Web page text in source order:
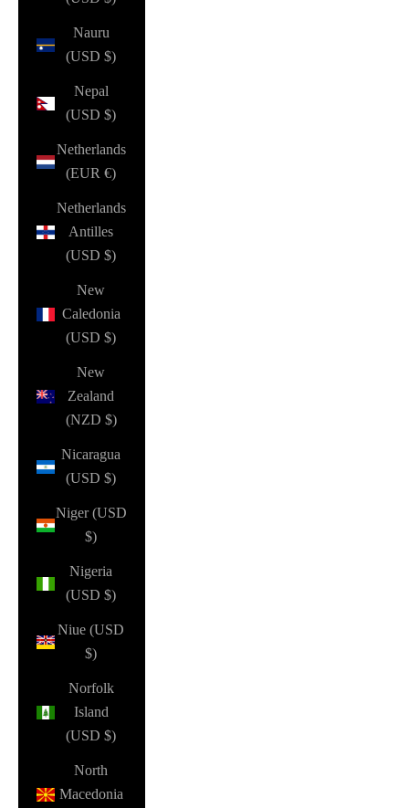
Nauru
(USD $)
Nepal
(USD $)
Netherlands
(EUR €)
Netherlands
Antilles
(USD $)
New
Caledonia
(USD $)
New
Zealand
(NZD $)
Nicaragua
(USD $)
Niger (USD
$)
Nigeria
(USD $)
Niue (USD
$)
Norfolk
Island
(USD $)
North
Macedonia